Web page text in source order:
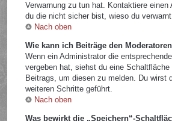
Verwarnung zu tun hat. Kontaktiere einen
du die nicht sicher bist, wieso du
Nach oben
Wie kann ich Beiträge den
Wenn ein Administrator die
vergeben hat, siehst du eine Schaltfläche
Beitrags, um diesen zu melden. Du wirst
weiteren Schritte geführt.
Nach oben
Was bewirkt die „Speichern“-